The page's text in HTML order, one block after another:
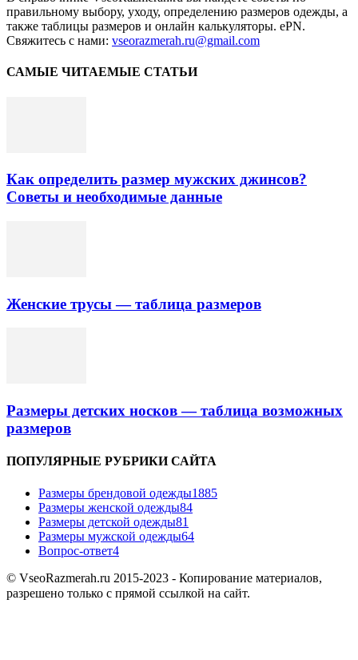
правильному выбору, уходу, определению размеров одежды, а
также таблицы размеров и онлайн калькуляторы. ePN.
Свяжитесь с нами: vseorazmerah.ru@gmail.com
САМЫЕ ЧИТАЕМЫЕ СТАТЬИ
Как определить размер мужских джинсов?
Советы и необходимые данные
Женские трусы — таблица размеров
Размеры детских носков — таблица возможных
размеров
ПОПУЛЯРНЫЕ РУБРИКИ САЙТА
Размеры брендовой одежды1885
Размеры женской одежды84
Размеры детской одежды81
Размеры мужской одежды64
Вопрос-ответ4
© VseoRazmerah.ru 2015-2023 - Копирование материалов,
разрешено только с прямой ссылкой на сайт.